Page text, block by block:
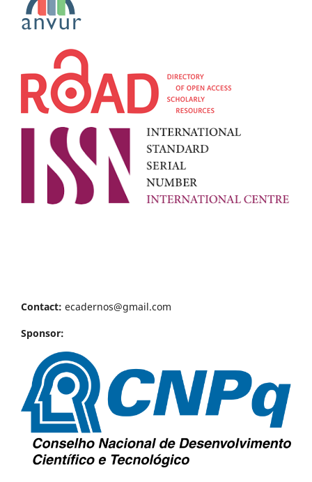
Contact: ecadernos@gmail.com
Sponsor: